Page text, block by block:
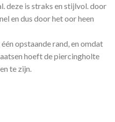
deze is straks en stijlvol. door
en dus door het oor heen
opstaande rand, en omdat
hoeft de piercingholte
te zijn.